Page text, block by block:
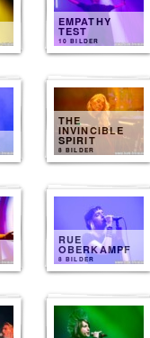
EMPATHY
TEST
10 BILDER
THE
INVINCIBLE
SPIRIT
8 BILDER
RUE
OBERKAMPF
8 BILDER